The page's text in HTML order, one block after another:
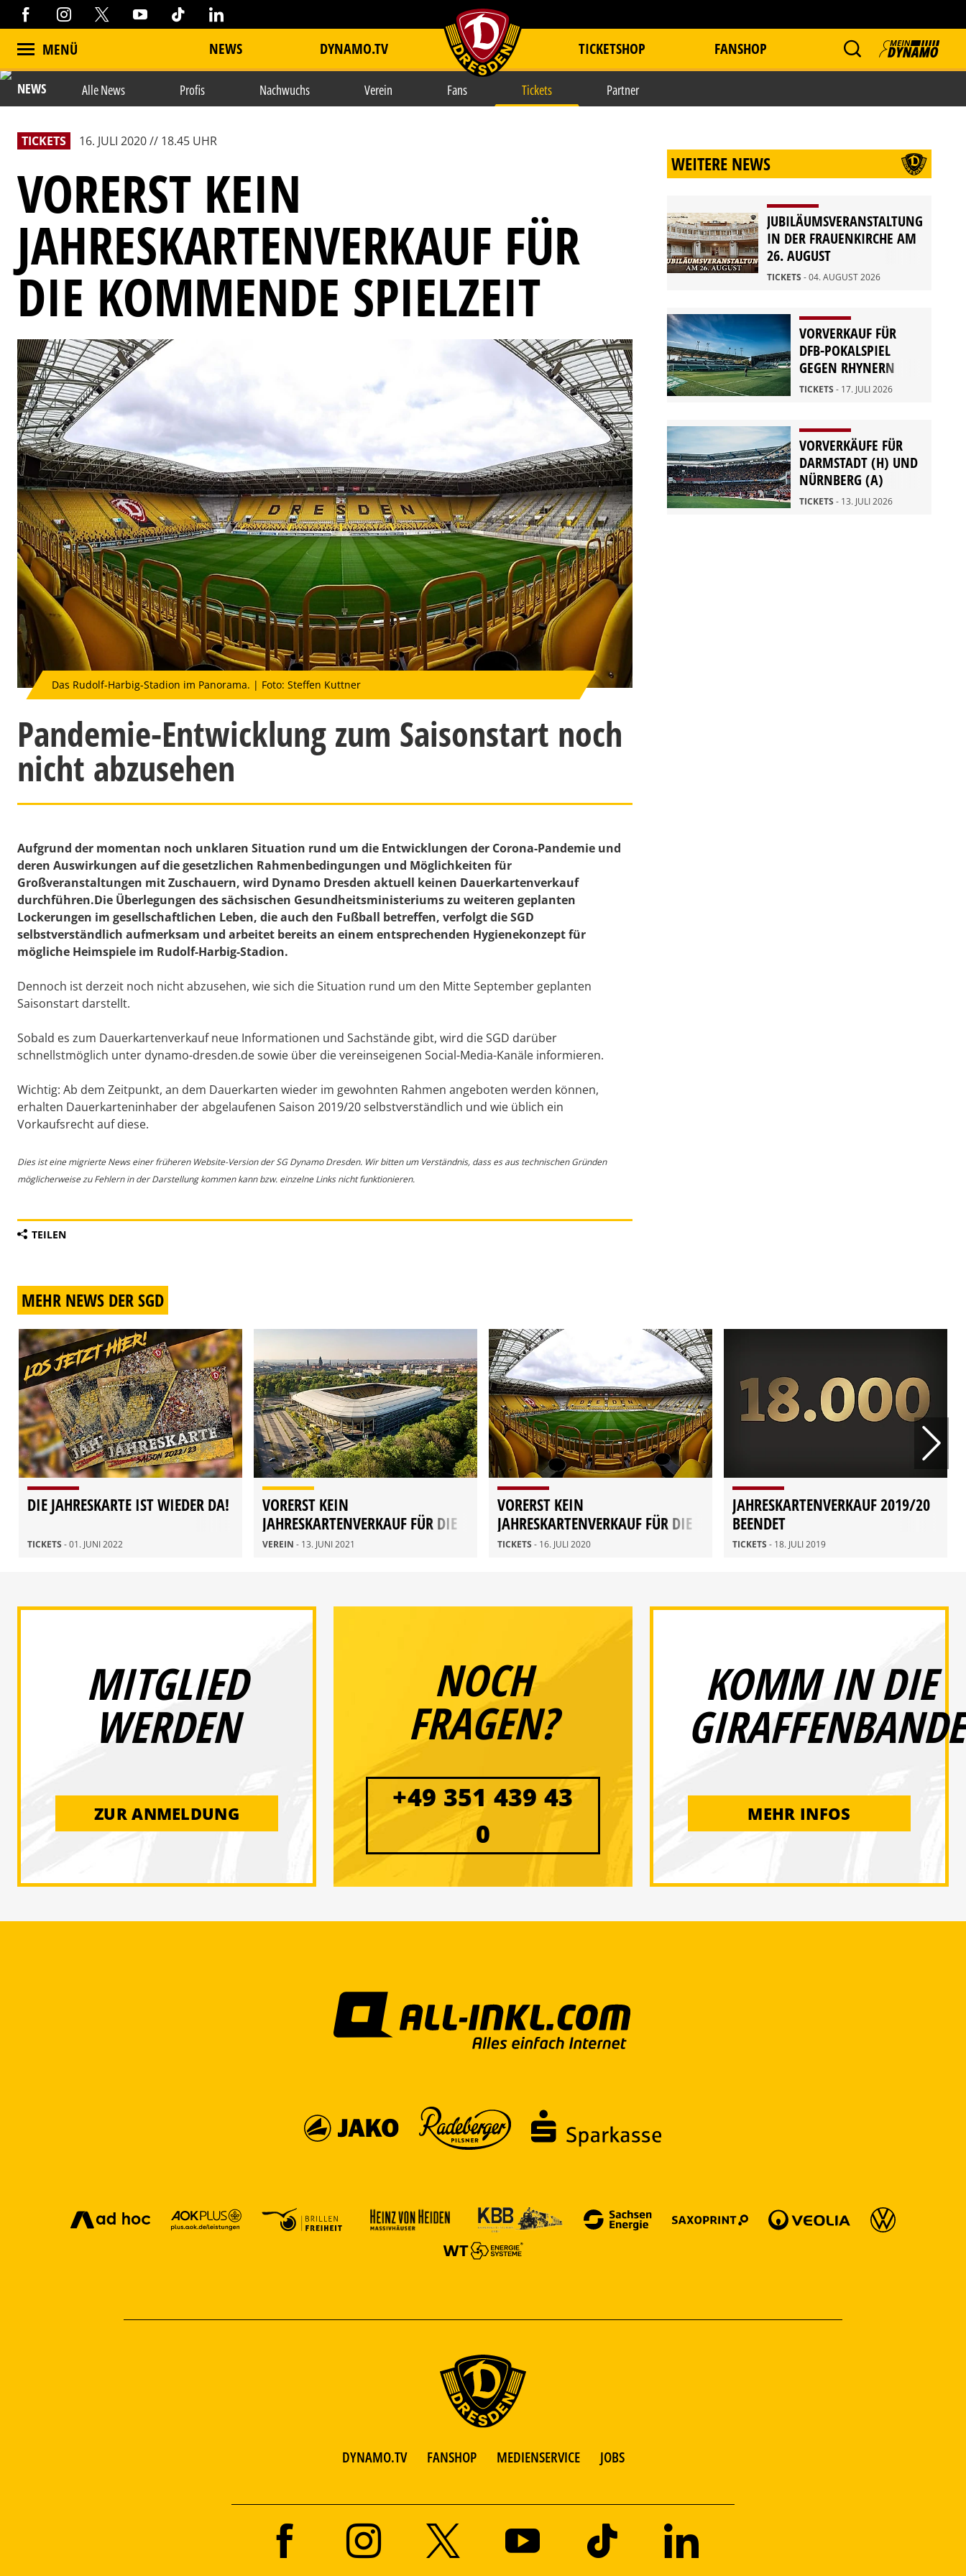
MENÜ NEWS DYNAMO.TV item.title TICKETSHOP FANSHOP
NEWS Alle News Profis Nachwuchs Verein Fans Tickets Partner
TICKETS 16. JULI 2020 // 18.45 UHR
VORERST KEIN
JAHRESKARTENVERKAUF FÜR
DIE KOMMENDE SPIELZEIT
Das Rudolf-Harbig-Stadion im Panorama. | Foto: Steffen Kuttner
Pandemie-Entwicklung zum Saisonstart noch
nicht abzusehen
Aufgrund der momentan noch unklaren Situation rund um die Entwicklungen der Corona-Pandemie und
deren Auswirkungen auf die gesetzlichen Rahmenbedingungen und Möglichkeiten für
Großveranstaltungen mit Zuschauern, wird Dynamo Dresden aktuell keinen Dauerkartenverkauf
durchführen.Die Überlegungen des sächsischen Gesundheitsministeriums zu weiteren geplanten
Lockerungen im gesellschaftlichen Leben, die auch den Fußball betreffen, verfolgt die SGD
selbstverständlich aufmerksam und arbeitet bereits an einem entsprechenden Hygienekonzept für
mögliche Heimspiele im Rudolf-Harbig-Stadion.
Dennoch ist derzeit noch nicht abzusehen, wie sich die Situation rund um den Mitte September geplanten
Saisonstart darstellt.
Sobald es zum Dauerkartenverkauf neue Informationen und Sachstände gibt, wird die SGD darüber
schnellstmöglich unter dynamo-dresden.de sowie über die vereinseigenen Social-Media-Kanäle informieren.
Wichtig: Ab dem Zeitpunkt, an dem Dauerkarten wieder im gewohnten Rahmen angeboten werden können,
erhalten Dauerkarteninhaber der abgelaufenen Saison 2019/20 selbstverständlich und wie üblich ein
Vorkaufsrecht auf diese.
Dies ist eine migrierte News einer früheren Website-Version der SG Dynamo Dresden. Wir bitten um Verständnis, dass es aus technischen Gründen
möglicherweise zu Fehlern in der Darstellung kommen kann bzw. einzelne Links nicht funktionieren.
TEILEN
WEITERE NEWS
JUBILÄUMSVERANSTALTUNG
IN DER FRAUENKIRCHE AM
26. AUGUST
TICKETS - 04. AUGUST 2026
VORVERKAUF FÜR
DFB-POKALSPIEL
GEGEN RHYNERN
TICKETS - 17. JULI 2026
VORVERKÄUFE FÜR
DARMSTADT (H) UND
NÜRNBERG (A)
TICKETS - 13. JULI 2026
MEHR NEWS DER SGD
DIE JAHRESKARTE IST WIEDER DA!
TICKETS - 01. JUNI 2022
VORERST KEIN
JAHRESKARTENVERKAUF FÜR DIE
KOMMENDE SPIELZEIT
VEREIN - 13. JUNI 2021
VORERST KEIN
JAHRESKARTENVERKAUF FÜR DIE
KOMMENDE SPIELZEIT
TICKETS - 16. JULI 2020
JAHRESKARTENVERKAUF 2019/20
BEENDET
TICKETS - 18. JULI 2019
MITGLIED
WERDEN
ZUR ANMELDUNG
NOCH
FRAGEN?
+49 351 439 43
0
KOMM IN DIE
GIRAFFENBANDE
MEHR INFOS
DYNAMO.TV FANSHOP MEDIENSERVICE JOBS